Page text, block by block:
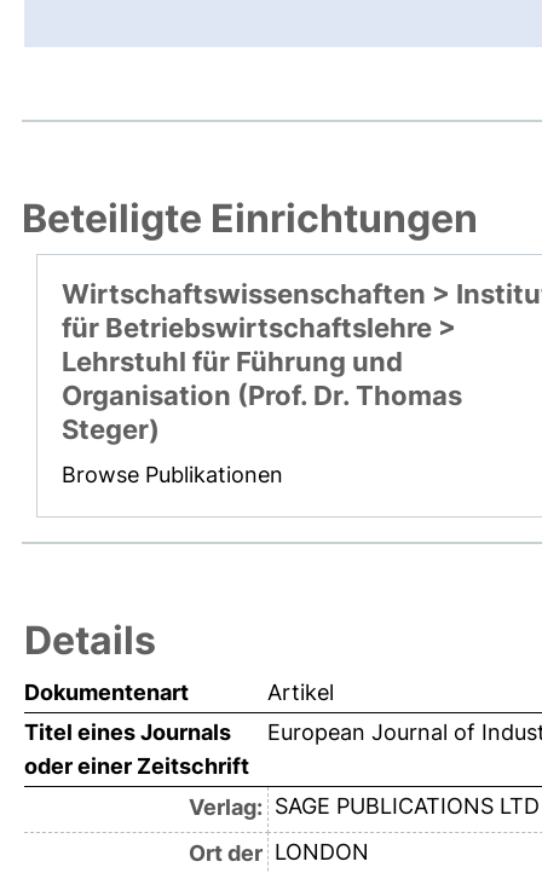
Beteiligte Einrichtungen
Wirtschaftswissenschaften >
für Betriebswirtschaftslehre >
Lehrstuhl für Führung und
Organisation (Prof. Dr. Thomas
Steger)
Browse Publikationen
Details
Dokumentenart
Artikel
Titel eines Journals
oder einer Zeitschrift
European Journal of
Verlag: SAGE PUBLICATIONS LTD
Ort der LONDON